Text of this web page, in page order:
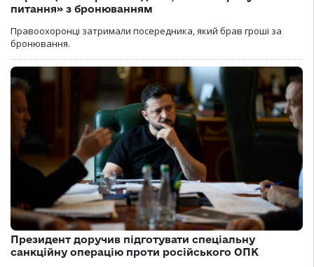
питання» з бронюванням
Правоохоронці затримали посередника, який брав гроші за
бронювання.
Президент доручив підготувати спеціальну
санкційну операцію проти російського ОПК